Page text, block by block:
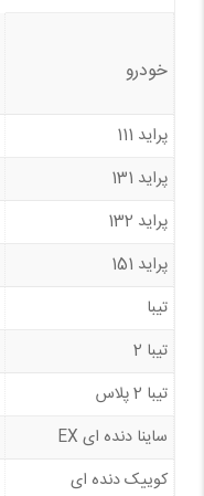
خودرو
پراید 111
پراید 131
پراید 132
پراید 151
تیبا
تیبا 2
تیبا 2 پلاس
ساینا دنده ای EX
کوییک دنده ای